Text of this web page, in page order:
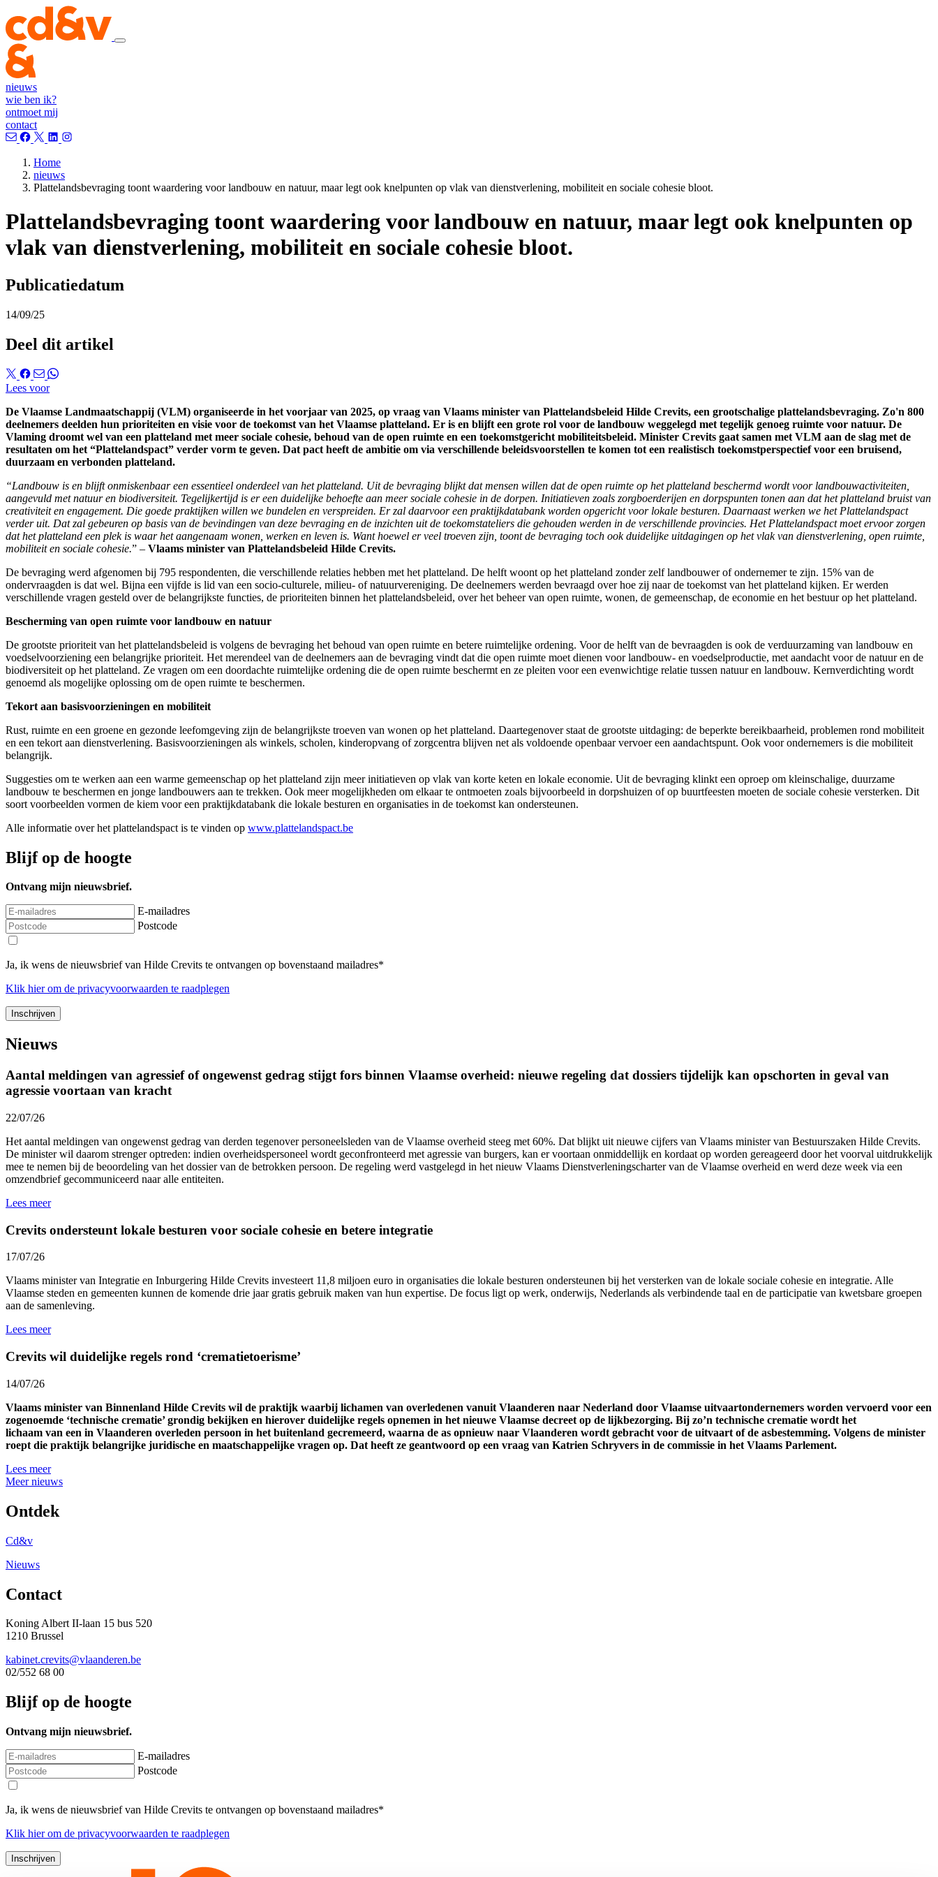
nieuws
wie ben ik?
ontmoet mij
contact
Home
nieuws
Plattelandsbevraging toont waardering voor landbouw en natuur, maar legt ook knelpunten op vlak van dienstverlening, mobiliteit en sociale cohesie bloot.
Plattelandsbevraging toont waardering voor landbouw en natuur, maar legt ook knelpunten op
vlak van dienstverlening, mobiliteit en sociale cohesie bloot.
Publicatiedatum
14/09/25
Deel dit artikel
Lees voor
De Vlaamse Landmaatschappij (VLM) organiseerde in het voorjaar van 2025, op vraag van Vlaams minister van Plattelandsbeleid Hilde Crevits, een grootschalige plattelandsbevraging. Zo'n 800
deelnemers deelden hun prioriteiten en visie voor de toekomst van het Vlaamse platteland. Er is en blijft een grote rol voor de landbouw weggelegd met tegelijk genoeg ruimte voor natuur. De
Vlaming droomt wel van een platteland met meer sociale cohesie, behoud van de open ruimte en een toekomstgericht mobiliteitsbeleid. Minister Crevits gaat samen met VLM aan de slag met de
resultaten om het “Plattelandspact” verder vorm te geven. Dat pact heeft de ambitie om via verschillende beleidsvoorstellen te komen tot een realistisch toekomstperspectief voor een bruisend,
duurzaam en verbonden platteland.
“Landbouw is en blijft onmiskenbaar een essentieel onderdeel van het platteland. Uit de bevraging blijkt dat mensen willen dat de open ruimte op het platteland beschermd wordt voor landbouwactiviteiten,
aangevuld met natuur en biodiversiteit. Tegelijkertijd is er een duidelijke behoefte aan meer sociale cohesie in de dorpen. Initiatieven zoals zorgboerderijen en dorpspunten tonen aan dat het platteland bruist van
creativiteit en engagement. Die goede praktijken willen we bundelen en verspreiden. Er zal daarvoor een praktijkdatabank worden opgericht voor lokale besturen. Daarnaast werken we het Plattelandspact
verder uit. Dat zal gebeuren op basis van de bevindingen van deze bevraging en de inzichten uit de toekomstateliers die gehouden werden in de verschillende provincies. Het Plattelandspact moet ervoor zorgen
dat het platteland een plek is waar het aangenaam wonen, werken en leven is. Want hoewel er veel troeven zijn, toont de bevraging toch ook duidelijke uitdagingen op het vlak van dienstverlening, open ruimte,
mobiliteit en sociale cohesie.” – Vlaams minister van Plattelandsbeleid Hilde Crevits.
De bevraging werd afgenomen bij 795 respondenten, die verschillende relaties hebben met het platteland. De helft woont op het platteland zonder zelf landbouwer of ondernemer te zijn. 15% van de
ondervraagden is dat wel. Bijna een vijfde is lid van een socio-culturele, milieu- of natuurvereniging. De deelnemers werden bevraagd over hoe zij naar de toekomst van het platteland kijken. Er werden
verschillende vragen gesteld over de belangrijkste functies, de prioriteiten binnen het plattelandsbeleid, over het beheer van open ruimte, wonen, de gemeenschap, de economie en het bestuur op het platteland.
Bescherming van open ruimte voor landbouw en natuur
De grootste prioriteit van het plattelandsbeleid is volgens de bevraging het behoud van open ruimte en betere ruimtelijke ordening. Voor de helft van de bevraagden is ook de verduurzaming van landbouw en
voedselvoorziening een belangrijke prioriteit. Het merendeel van de deelnemers aan de bevraging vindt dat die open ruimte moet dienen voor landbouw- en voedselproductie, met aandacht voor de natuur en de
biodiversiteit op het platteland. Ze vragen om een doordachte ruimtelijke ordening die de open ruimte beschermt en ze pleiten voor een evenwichtige relatie tussen natuur en landbouw. Kernverdichting wordt
genoemd als mogelijke oplossing om de open ruimte te beschermen.
Tekort aan basisvoorzieningen en mobiliteit
Rust, ruimte en een groene en gezonde leefomgeving zijn de belangrijkste troeven van wonen op het platteland. Daartegenover staat de grootste uitdaging: de beperkte bereikbaarheid, problemen rond mobiliteit
en een tekort aan dienstverlening. Basisvoorzieningen als winkels, scholen, kinderopvang of zorgcentra blijven net als voldoende openbaar vervoer een aandachtspunt. Ook voor ondernemers is die mobiliteit
belangrijk.
Suggesties om te werken aan een warme gemeenschap op het platteland zijn meer initiatieven op vlak van korte keten en lokale economie. Uit de bevraging klinkt een oproep om kleinschalige, duurzame
landbouw te beschermen en jonge landbouwers aan te trekken. Ook meer mogelijkheden om elkaar te ontmoeten zoals bijvoorbeeld in dorpshuizen of op buurtfeesten moeten de sociale cohesie versterken. Dit
soort voorbeelden vormen de kiem voor een praktijkdatabank die lokale besturen en organisaties in de toekomst kan ondersteunen.
Alle informatie over het plattelandspact is te vinden op www.plattelandspact.be
Blijf op de hoogte
Ontvang mijn nieuwsbrief.
E-mailadres
Postcode
Ja, ik wens de nieuwsbrief van Hilde Crevits te ontvangen op bovenstaand mailadres*
Klik hierom de privacyvoorwaarden te raadplegen
Nieuws
Aantal meldingen van agressief of ongewenst gedrag stijgt fors binnen Vlaamse overheid: nieuwe regeling dat dossiers tijdelijk kan opschorten in geval van
agressie voortaan van kracht
22/07/26
Het aantal meldingen van ongewenst gedrag van derden tegenover personeelsleden van de Vlaamse overheid steeg met 60%. Dat blijkt uit nieuwe cijfers van Vlaams minister van Bestuurszaken Hilde Crevits.
De minister wil daarom strenger optreden: indien overheidspersoneel wordt geconfronteerd met agressie van burgers, kan er voortaan onmiddellijk en kordaat op worden gereageerd door het voorval uitdrukkelijk
mee te nemen bij de beoordeling van het dossier van de betrokken persoon. De regeling werd vastgelegd in het nieuw Vlaams Dienstverleningscharter van de Vlaamse overheid en werd deze week via een
omzendbrief gecommuniceerd naar alle entiteiten.
Lees meer
Crevits ondersteunt lokale besturen voor sociale cohesie en betere integratie
17/07/26
Vlaams minister van Integratie en Inburgering Hilde Crevits investeert 11,8 miljoen euro in organisaties die lokale besturen ondersteunen bij het versterken van de lokale sociale cohesie en integratie. Alle
Vlaamse steden en gemeenten kunnen de komende drie jaar gratis gebruik maken van hun expertise. De focus ligt op werk, onderwijs, Nederlands als verbindende taal en de participatie van kwetsbare groepen
aan de samenleving.
Lees meer
Crevits wil duidelijke regels rond ‘crematietoerisme’
14/07/26
Vlaams minister van Binnenland Hilde Crevits wil de praktijk waarbij lichamen van overledenen vanuit Vlaanderen naar Nederland door Vlaamse uitvaartondernemers worden vervoerd voor een
zogenoemde ‘technische crematie’ grondig bekijken en hierover duidelijke regels opnemen in het nieuwe Vlaamse decreet op de lijkbezorging. Bij zo’n technische crematie wordt het
lichaam van een in Vlaanderen overleden persoon in het buitenland gecremeerd, waarna de as opnieuw naar Vlaanderen wordt gebracht voor de uitvaart of de asbestemming. Volgens de minister
roept die praktijk belangrijke juridische en maatschappelijke vragen op. Dat heeft ze geantwoord op een vraag van Katrien Schryvers in de commissie in het Vlaams Parlement.
Lees meer
Meer nieuws
Ontdek
Cd&v
Nieuws
Contact
Koning Albert II-laan 15 bus 520
1210 Brussel
kabinet.crevits@vlaanderen.be
02/552 68 00
Blijf op de hoogte
Ontvang mijn nieuwsbrief.
E-mailadres
Postcode
Ja, ik wens de nieuwsbrief van Hilde Crevits te ontvangen op bovenstaand mailadres*
Klik hierom de privacyvoorwaarden te raadplegen